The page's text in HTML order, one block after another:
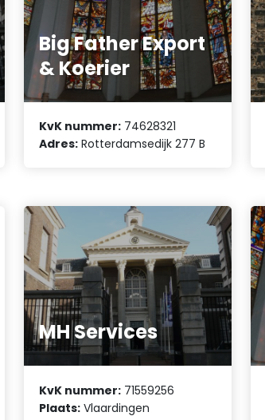
Big Father Export
& Koerier
KvK nummer: 74628321
Adres: Rotterdamsedijk 277 B
MH Services
KvK nummer: 71559256
Plaats: Vlaardingen